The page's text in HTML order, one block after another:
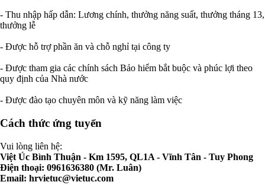
- Thu nhập hấp dẫn: Lương chính, thưởng năng suất, thưởng tháng 13,
thưởng lễ
- Được hỗ trợ phần ăn và chỗ nghỉ tại công ty
- Được tham gia các chính sách Bảo hiểm bắt buộc và phúc lợi theo
quy định của Nhà nước
- Được đào tạo chuyên môn và kỹ năng làm việc
Cách thức ứng tuyển
Vui lòng liên hệ:
Việt Úc Bình Thuận - Km 1595, QL1A - Vĩnh Tân - Tuy Phong
Điện thoại: 0961636380 (Mr. Luân)
Email: hrvietuc@vietuc.com